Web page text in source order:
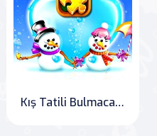
Kış Tatili Bulmacaları